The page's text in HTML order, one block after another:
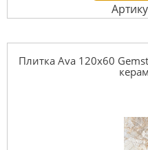
Плитка Ava 120x60